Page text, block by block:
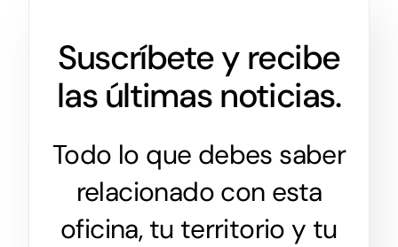
Suscríbete y recibe
las últimas noticias.
Todo lo que debes saber
relacionado con esta
oficina, tu territorio y tu